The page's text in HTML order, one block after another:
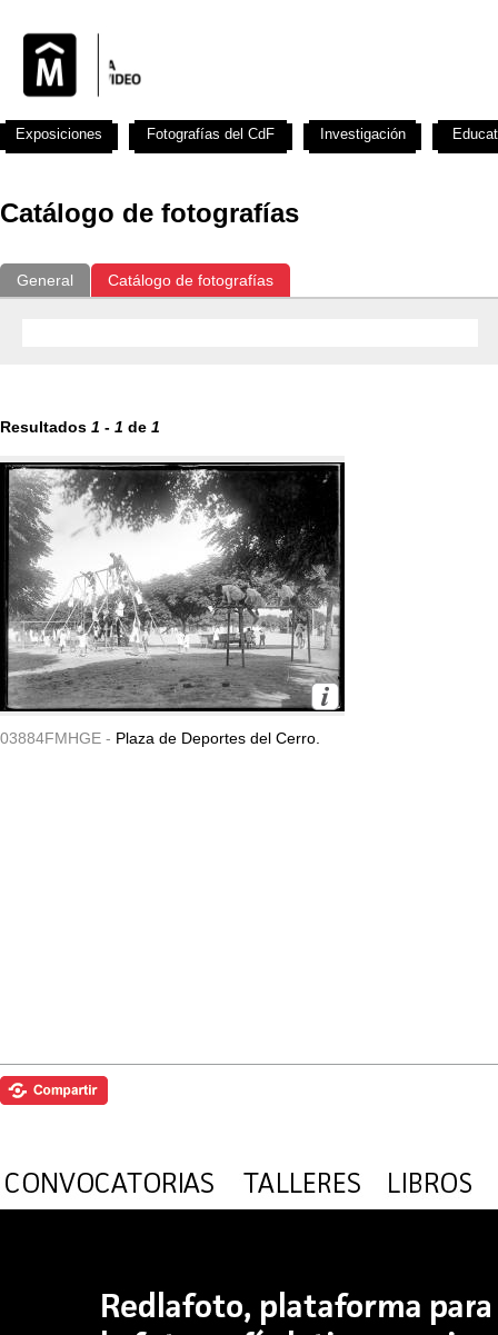
Catálogo de fotografías
General Catálogo de fotografías
Resultados 1 - 1 de 1
03884FMHGE - Plaza de Deportes del Cerro.
Exposiciones Fotografías del CdF Investigación